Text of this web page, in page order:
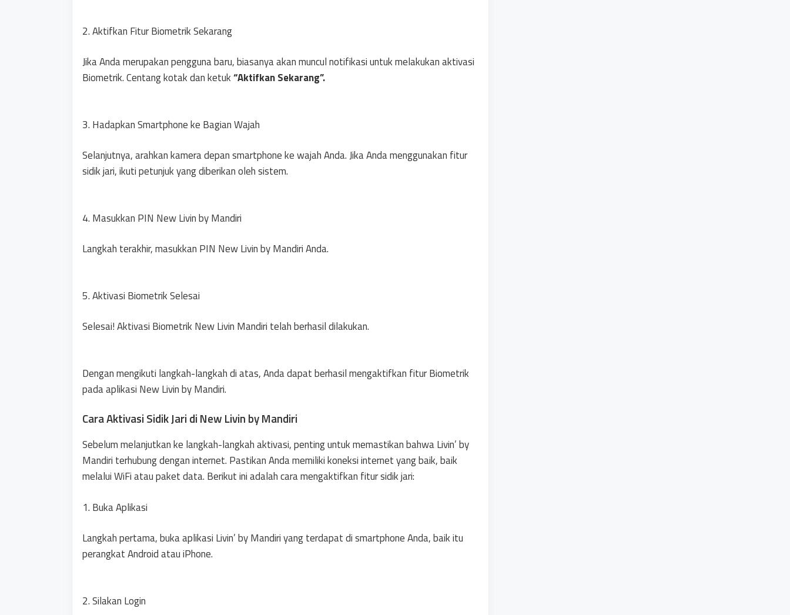
2. Aktifkan Fitur Biometrik Sekarang
Jika Anda merupakan pengguna baru, biasanya akan muncul notifikasi untuk melakukan aktivasi
Biometrik. Centang kotak dan ketuk“Aktifkan Sekarang”.
3. Hadapkan Smartphone ke Bagian Wajah
Selanjutnya, arahkan kamera depan smartphone ke wajah Anda. Jika Anda menggunakan fitur
sidik jari, ikuti petunjuk yang diberikan oleh sistem.
4. Masukkan PIN New Livin by Mandiri
Langkah terakhir, masukkan PIN New Livin by Mandiri Anda.
5. Aktivasi Biometrik Selesai
Selesai! Aktivasi Biometrik New Livin Mandiri telah berhasil dilakukan.
Dengan mengikuti langkah-langkah di atas, Anda dapat berhasil mengaktifkan fitur Biometrik
pada aplikasi New Livin by Mandiri.
Cara Aktivasi Sidik Jari di New Livin by Mandiri
Sebelum melanjutkan ke langkah-langkah aktivasi, penting untuk memastikan bahwa Livin’ by
Mandiri terhubung dengan internet. Pastikan Anda memiliki koneksi internet yang baik, baik
melalui WiFi atau paket data. Berikut ini adalah cara mengaktifkan fitur sidik jari:
1. Buka Aplikasi
Langkah pertama, buka aplikasi Livin’ by Mandiri yang terdapat di smartphone Anda, baik itu
perangkat Android atau iPhone.
2. Silakan Login